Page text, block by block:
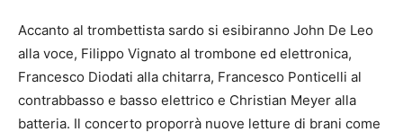
Accanto al trombettista sardo si esibiranno John De Leo
alla voce, Filippo Vignato al trombone ed elettronica,
Francesco Diodati alla chitarra, Francesco Ponticelli al
contrabbasso e basso elettrico e Christian Meyer alla
batteria. Il concerto proporrà nuove letture di brani come